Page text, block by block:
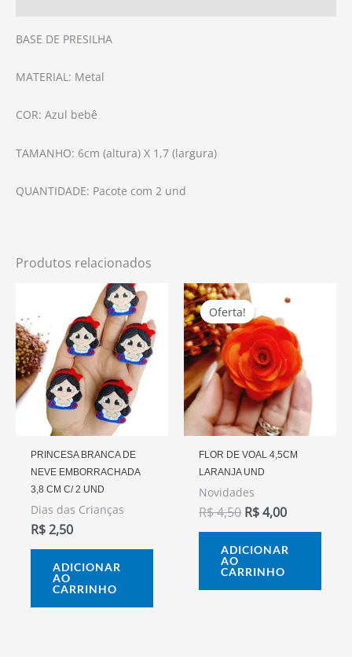
BASE DE PRESILHA
MATERIAL: Metal
COR: Azul bebê
TAMANHO: 6cm (altura) X 1,7 (largura)
QUANTIDADE: Pacote com 2 und
Produtos relacionados
PRINCESA BRANCA DE
NEVE EMBORRACHADA
3,8 CM C/ 2 UND
Dias das Crianças
R$2,50
ADICIONAR
AO
CARRINHO
Oferta!
Oferta!
FLOR DE VOAL 4,5CM
LARANJA UND
Novidades
R$4,50
O
Preço
Original
Era:
R$ 4,50.
R$4,00
Preço
É:
R$ 4,00.
ADICIONAR
AO
CARRINHO